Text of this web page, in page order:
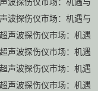
波探伤仪市场：机遇与
声波探伤仪市场：机遇
声波探伤仪市场：机遇
声波探伤仪市场：机遇
声波探伤仪市场：机遇